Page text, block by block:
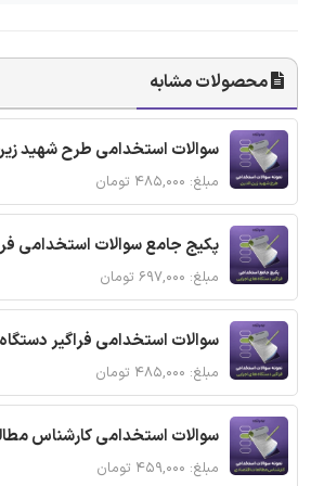
محصولات مشابه
سوالات استخدامی طرح شهید
مبلغ: ۴۸۵,۰۰۰ تومان
پکیج جامع سوالات استخدامی
مبلغ: ۶۹۷,۰۰۰ تومان
سوالات استخدامی فراگیر
مبلغ: ۴۸۵,۰۰۰ تومان
سوالات استخدامی کارشناس
مبلغ: ۴۵۹,۰۰۰ تومان